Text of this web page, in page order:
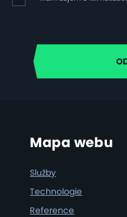
zájem
Footer
Mapa webu
Služby
Technologie
Reference